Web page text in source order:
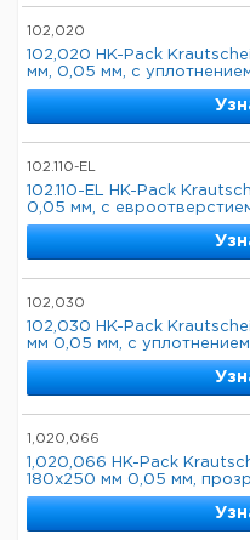
102,020
102,020 HK-Pack
мм, 0,05 мм, с
102.110-EL
102.110-EL HK-Pack
0,05 мм, с
102,030
102,030 HK-Pack
мм 0,05 мм, с уплотнением
1,020,066
1,020,066 HK-Pack
180x250 мм 0,05 мм,